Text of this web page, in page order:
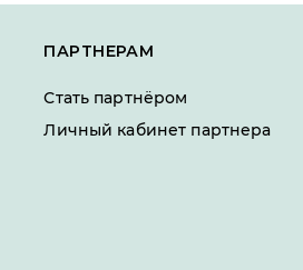
ПАРТНЕРАМ
Стать партнёром
Личный кабинет партнера